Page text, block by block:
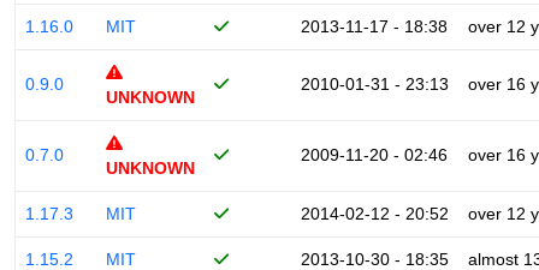
1.16.0 MIT 2013-11-17 - 18:38 over 12
0.9.0
UNKNOWN
2010-01-31 - 23:13 over 16
0.7.0
UNKNOWN
2009-11-20 - 02:46 over 16
1.17.3 MIT 2014-02-12 - 20:52 over 12
1.15.2 MIT 2013-10-30 - 18:35 almost